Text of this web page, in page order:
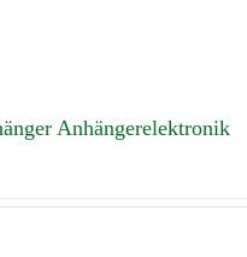
Anhängerelektronik